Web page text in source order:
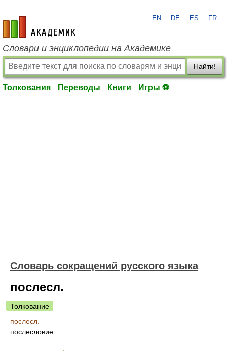
academic.ru
EN DE ES FR
Словари и энциклопедии на Академике
Найти!
Толкования Переводы Книги Игры ⚽
Словарь сокращений русского языка
послесл.
Толкование
послесл.
послесловие